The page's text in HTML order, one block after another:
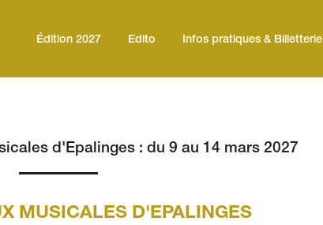
Édition 2027 Edito Infos pratiques & Billetterie
d'Epalinges : du 9 au 14 mars 2027
MUSICALES D'EPALINGES